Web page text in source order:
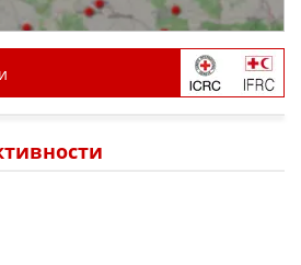
МАТЕРИЈАЛИ